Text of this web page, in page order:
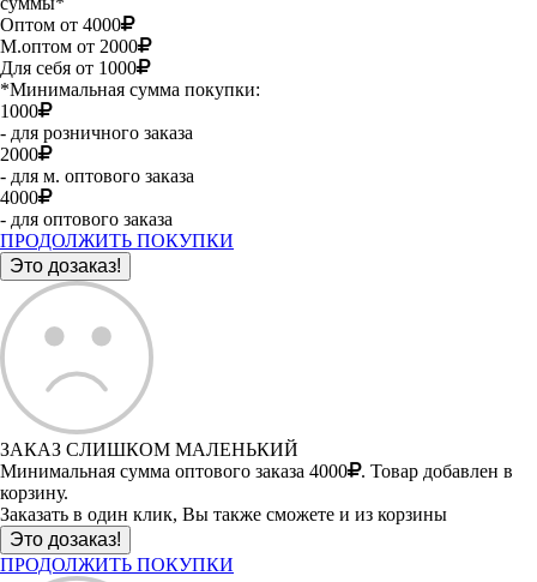
Оптом от 4000
М.оптом от 2000
Для себя от 1000
*Минимальная сумма покупки:
1000
- для розничного заказа
2000
- для м. оптового заказа
4000
- для оптового заказа
ПРОДОЛЖИТЬ ПОКУПКИ
ЗАКАЗ СЛИШКОМ МАЛЕНЬКИЙ
Минимальная сумма оптового заказа 4000
. Товар добавлен в
корзину.
Заказать в один клик, Вы также сможете и из корзины
ПРОДОЛЖИТЬ ПОКУПКИ